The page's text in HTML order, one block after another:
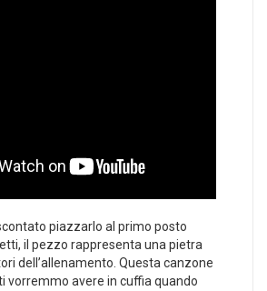
piazzarlo al primo posto
il pezzo rappresenta una pietra
dell’allenamento. Questa canzone
vorremmo avere in cuffia quando